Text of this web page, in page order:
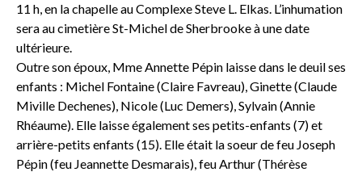
11 h, en la chapelle au Complexe Steve L. Elkas. L’inhumation
sera au cimetière St-Michel de Sherbrooke à une date
ultérieure.
Outre son époux, Mme Annette Pépin laisse dans le deuil ses
enfants : Michel Fontaine (Claire Favreau), Ginette (Claude
Miville Dechenes), Nicole (Luc Demers), Sylvain (Annie
Rhéaume). Elle laisse également ses petits-enfants (7) et
arrière-petits enfants (15). Elle était la soeur de feu Joseph
Pépin (feu Jeannette Desmarais), feu Arthur (Thérèse